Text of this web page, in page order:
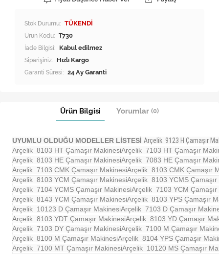
Stok Durumu: TÜKENDİ
Ürün Kodu: T730
İade Bilgisi:
Siparişiniz: Hızlı Kargo
Garanti Süresi: 24 Ay Garanti
Ürün Bilgisi Yorumlar (0)
UYUMLU OLDUĞU MODELLER LİSTESİ Arçelik 9123 H Çamaşır
Arçelik 8103 HT Çamaşır MakinesiArçelik 7103 HT Çamaşır
Arçelik 8103 HE Çamaşır MakinesiArçelik 7083 HE Çamaşır
Arçelik 7103 CMK Çamaşır MakinesiArçelik 8103 CMK Çamaşır
Arçelik 8103 YCM Çamaşır MakinesiArçelik 8103 YCMS Çamaşır
Arçelik 7104 YCMS Çamaşır MakinesiArçelik 7103 YCM Çamaşır
Arçelik 8143 YCM Çamaşır MakinesiArçelik 8103 YPS Çamaşır
Arçelik 10123 D Çamaşır MakinesiArçelik 7103 D Çamaşır
Arçelik 8103 YDT Çamaşır MakinesiArçelik 8103 YD Çamaşır
Arçelik 7103 DY Çamaşır MakinesiArçelik 7100 M Çamaşır
Arçelik 8100 M Çamaşır MakinesiArçelik 8104 YPS Çamaşır
Arçelik 7100 MT Çamaşır MakinesiArçelik 10120 MS Çamaşır